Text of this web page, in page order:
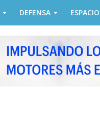
DEFENSA ESPACIO